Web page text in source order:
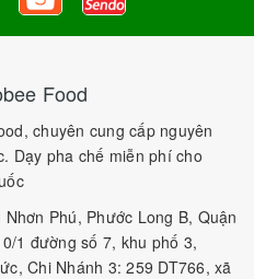
Food
chuyên cung cấp nguyên
Dạy pha chế miễn phí cho
Phú, Phước Long B, Quận
1 đường số 7, khu phố 3,
Chi Nhánh 3: 259 DT766, xã